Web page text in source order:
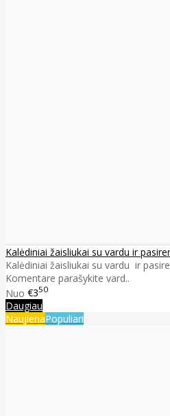
Kalėdiniai žaisliukai su vardu ir
Kalėdiniai žaisliukai su vardu ir
Komentare parašykite vard..
Nuo €350
Daugiau
NaujienaPopuliari